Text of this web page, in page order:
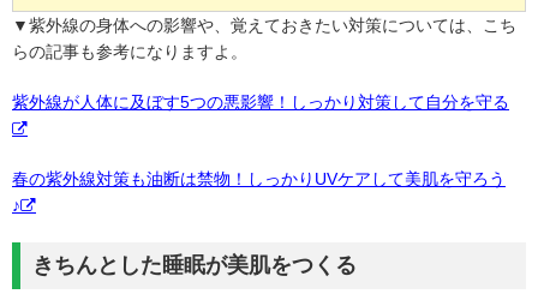
▼紫外線の身体への影響や、覚えておきたい対策については、こち
らの記事も参考になりますよ。
紫外線が人体に及ぼす5つの悪影響！しっかり対策して自分を守る
春の紫外線対策も油断は禁物！しっかりUVケアして美肌を守ろう
♪
きちんとした睡眠が美肌をつくる